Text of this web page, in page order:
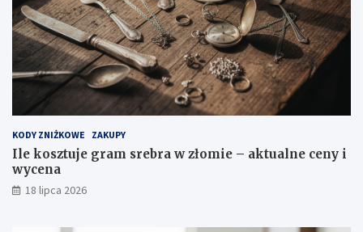
KODY ZNIŻKOWE ZAKUPY
Ile kosztuje gram srebra w złomie – aktualne ceny i
wycena
18 lipca 2026